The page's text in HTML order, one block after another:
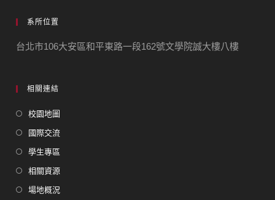
系所位置
台北市106大安區和平東路一段162號文學院誠大樓八樓
相關連結
校園地圖
國際交流
學生專區
相關資源
場地概況